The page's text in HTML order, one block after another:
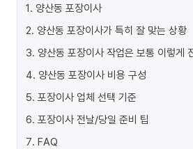
1. 양산동 포장이사
2. 양산동 포장이사가 특히 잘 맞는 상황
3. 양산동 포장이사 작업은 보통 이렇게
4. 양산동 포장이사 비용 구성
5. 포장이사 업체 선택 기준
6. 포장이사 전날/당일 준비 팁
7. FAQ